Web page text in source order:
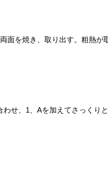
面を焼き、取り出す。粗熱が
せ、1、Aを加えてさっくり